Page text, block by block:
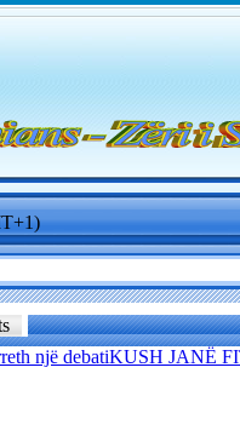
një debatiKUSH JANË